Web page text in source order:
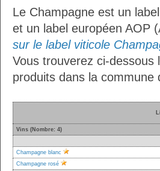
Le Champagne est un
et un label européen AOP
sur le label viticole
Vous trouverez ci-dessous
produits dans la commune
Vins (Nombre: 4)
Champagne blanc
Champagne rosé